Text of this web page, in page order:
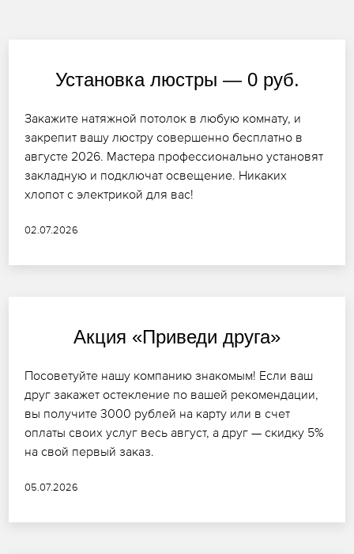
Установка люстры — 0 руб.
Закажите натяжной потолок в любую комнату, и
закрепит вашу люстру совершенно бесплатно в
августе 2026. Мастера профессионально установят
закладную и подключат освещение. Никаких
хлопот с электрикой для вас!
02.07.2026
Акция «Приведи друга»
Посоветуйте нашу компанию знакомым! Если ваш
друг закажет остекление по вашей рекомендации,
вы получите 3000 рублей на карту или в счет
оплаты своих услуг весь август, а друг — скидку 5%
на свой первый заказ.
05.07.2026